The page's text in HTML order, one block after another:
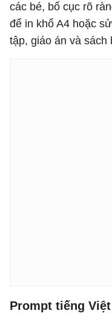
các bé, bố cục rõ
để in khổ A4 hoặc
tập, giáo án và sách
Prompt tiếng